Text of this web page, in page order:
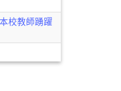
校教師踴躍